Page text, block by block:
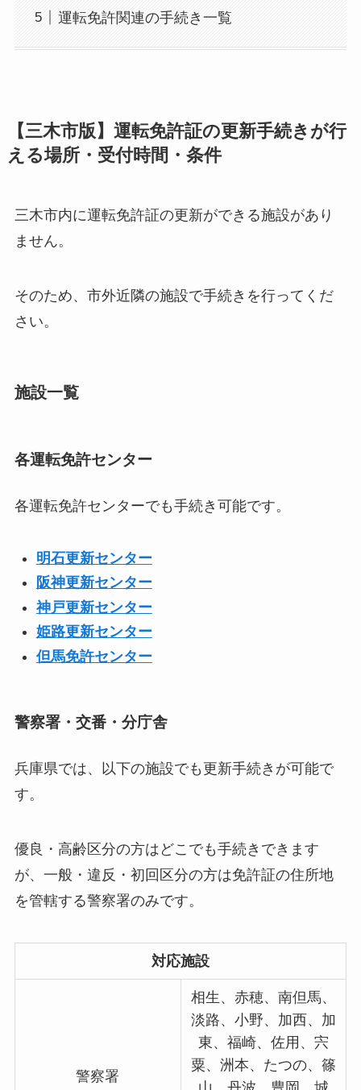
運転免許関連の手続き一覧
【三木市版】運転免許証の更新手続きが行
える場所・受付時間・条件
三木市内に運転免許証の更新ができる施設があり
ません。
そのため、市外近隣の施設で手続きを行ってくだ
さい。
施設一覧
各運転免許センター
各運転免許センターでも手続き可能です。
明石更新センター
阪神更新センター
神戸更新センター
姫路更新センター
但馬免許センター
警察署・交番・分庁舎
兵庫県では、以下の施設でも更新手続きが可能で
す。
優良・高齢区分の方はどこでも手続きできます
が、一般・違反・初回区分の方は免許証の住所地
を管轄する警察署のみです。
対応施設
警察署
相生、赤穂、南但馬、
淡路、小野、加西、加
東、福崎、佐用、宍
粟、洲本、たつの、篠